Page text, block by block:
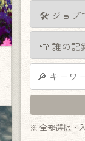
※ 全部選択・